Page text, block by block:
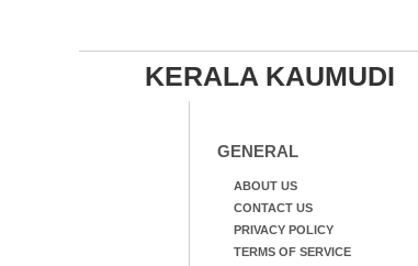
KERALA KAUMUDI
GENERAL
ABOUT US
CONTACT US
PRIVACY POLICY
TERMS OF SERVICE